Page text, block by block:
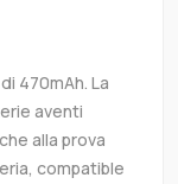
470mAh. La
aventi
alla prova
compatible